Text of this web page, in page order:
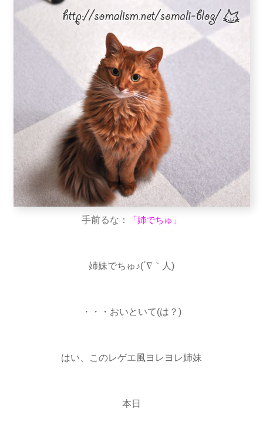
手前るな： 「姉でちゅ」
姉妹でちゅ♪(´∇｀人)
・・・おいといて(は？)
はい、このレゲエ風ヨレヨレ姉妹
本日